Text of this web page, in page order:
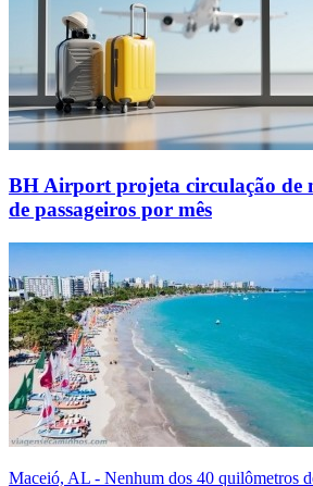
BH Airport projeta circulação de
de passageiros por mês
Maceió, AL - Nenhum dos 40 quilômetros